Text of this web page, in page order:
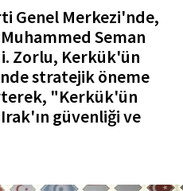
Genel Merkezi'nde,
Seman
Zorlu, Kerkük'ün
stratejik öneme
"Kerkük'ün
güvenliği ve